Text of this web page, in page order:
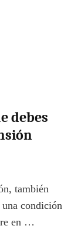
debes
también
condición
en …